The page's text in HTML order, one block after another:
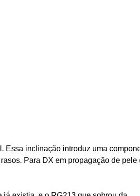
Essa inclinação introduz uma
Para DX em propagação de pele